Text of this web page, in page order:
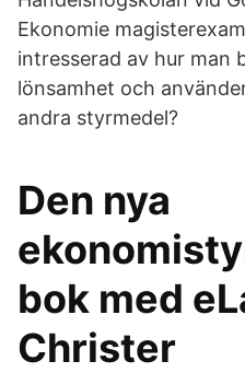
Ekonomie
intresserad av hur man
lönsamhet och
andra styrmedel?
Den nya
bok med
Christer